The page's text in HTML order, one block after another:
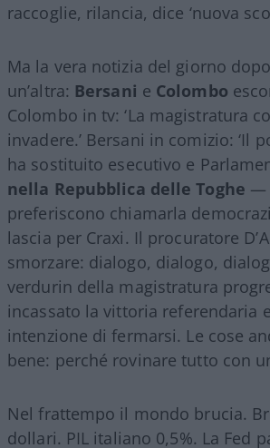
raccoglie, rilancia, dice ‘nuova
Ma la vera notizia del giorno
un’altra: Bersani e Colombo
Colombo in tv: ‘La magistratura
invadere.’ Bersani in comizio: ‘Il
ha sostituito esecutivo e
nella Repubblica delle Toghe —
preferiscono chiamarla
lascia per Craxi. Il procuratore
smorzare: dialogo, dialogo,
verdurin della magistratura
incassato la vittoria referendaria
intenzione di fermarsi. Le cose
bene: perché rovinare tutto con
Nel frattempo il mondo brucia.
dollari. PIL italiano 0,5%. La Fed